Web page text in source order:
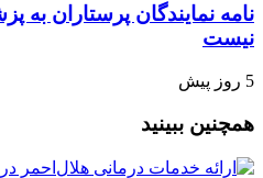
نامه نمایندگان پرستاران به
نیست
5 روز پیش
همچنین ببینید